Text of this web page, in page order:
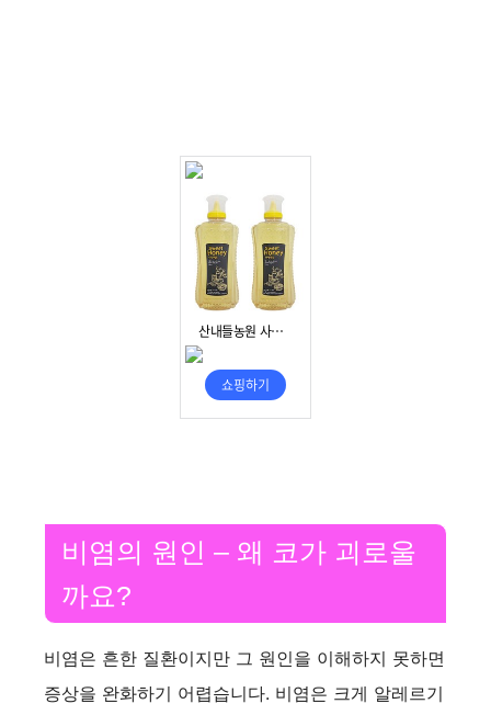
비염의 원인 – 왜 코가 괴로울
까요?
비염은 흔한 질환이지만 그 원인을 이해하지 못하면
증상을 완화하기 어렵습니다. 비염은 크게 알레르기